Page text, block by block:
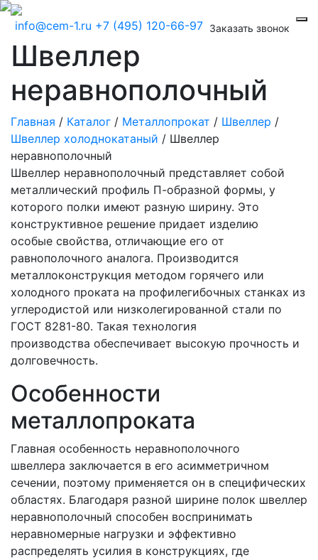
info@cem-1.ru +7 (495) 120-66-97 Заказать звонок
Швеллер
неравнополочный
Главная / Каталог / Металлопрокат / Швеллер /
Швеллер холоднокатаный / Швеллер
неравнополочный
Швеллер неравнополочный представляет собой
металлический профиль П-образной формы, у
которого полки имеют разную ширину. Это
конструктивное решение придает изделию
особые свойства, отличающие его от
равнополочного аналога. Производится
металлоконструкция методом горячего или
холодного проката на профилегибочных станках из
углеродистой или низколегированной стали по
ГОСТ 8281-80. Такая технология
производства обеспечивает высокую прочность и
долговечность.
Особенности
металлопроката
Главная особенность неравнополочного
швеллера заключается в его асимметричном
сечении, поэтому применяется он в специфических
областях. Благодаря разной ширине полок швеллер
неравнополочный способен воспринимать
неравномерные нагрузки и эффективно
распределять усилия в конструкциях, где